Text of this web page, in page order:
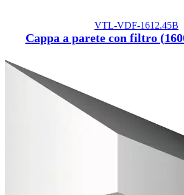
VTL-VDF-1612.45B
Cappa a parete con filtro